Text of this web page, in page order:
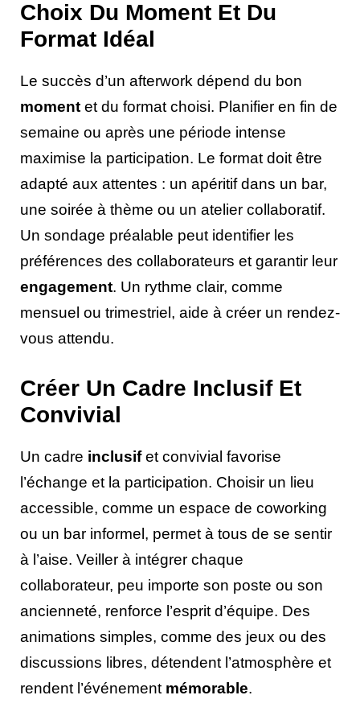
Choix Du Moment Et Du
Format Idéal
Le succès d’un afterwork dépend du bon
moment et du format choisi. Planifier en fin de
semaine ou après une période intense
maximise la participation. Le format doit être
adapté aux attentes : un apéritif dans un bar,
une soirée à thème ou un atelier collaboratif.
Un sondage préalable peut identifier les
préférences des collaborateurs et garantir leur
engagement. Un rythme clair, comme
mensuel ou trimestriel, aide à créer un rendez-
vous attendu.
Créer Un Cadre Inclusif Et
Convivial
Un cadre inclusifet convivial favorise
l’échange et la participation. Choisir un lieu
accessible, comme un espace de coworking
ou un bar informel, permet à tous de se sentir
à l’aise. Veiller à intégrer chaque
collaborateur, peu importe son poste ou son
ancienneté, renforce l’esprit d’équipe. Des
animations simples, comme des jeux ou des
discussions libres, détendent l’atmosphère et
rendent l’événement mémorable.